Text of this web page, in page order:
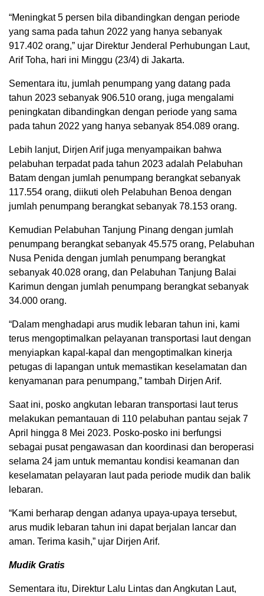
“Meningkat 5 persen bila dibandingkan dengan periode
yang sama pada tahun 2022 yang hanya sebanyak
917.402 orang,” ujar Direktur Jenderal Perhubungan Laut,
Arif Toha, hari ini Minggu (23/4) di Jakarta.
Sementara itu, jumlah penumpang yang datang pada
tahun 2023 sebanyak 906.510 orang, juga mengalami
peningkatan dibandingkan dengan periode yang sama
pada tahun 2022 yang hanya sebanyak 854.089 orang.
Lebih lanjut, Dirjen Arif juga menyampaikan bahwa
pelabuhan terpadat pada tahun 2023 adalah Pelabuhan
Batam dengan jumlah penumpang berangkat sebanyak
117.554 orang, diikuti oleh Pelabuhan Benoa dengan
jumlah penumpang berangkat sebanyak 78.153 orang.
Kemudian Pelabuhan Tanjung Pinang dengan jumlah
penumpang berangkat sebanyak 45.575 orang, Pelabuhan
Nusa Penida dengan jumlah penumpang berangkat
sebanyak 40.028 orang, dan Pelabuhan Tanjung Balai
Karimun dengan jumlah penumpang berangkat sebanyak
34.000 orang.
“Dalam menghadapi arus mudik lebaran tahun ini, kami
terus mengoptimalkan pelayanan transportasi laut dengan
menyiapkan kapal-kapal dan mengoptimalkan kinerja
petugas di lapangan untuk memastikan keselamatan dan
kenyamanan para penumpang,” tambah Dirjen Arif.
Saat ini, posko angkutan lebaran transportasi laut terus
melakukan pemantauan di 110 pelabuhan pantau sejak 7
April hingga 8 Mei 2023. Posko-posko ini berfungsi
sebagai pusat pengawasan dan koordinasi dan beroperasi
selama 24 jam untuk memantau kondisi keamanan dan
keselamatan pelayaran laut pada periode mudik dan balik
lebaran.
“Kami berharap dengan adanya upaya-upaya tersebut,
arus mudik lebaran tahun ini dapat berjalan lancar dan
aman. Terima kasih,” ujar Dirjen Arif.
Mudik Gratis
Sementara itu, Direktur Lalu Lintas dan Angkutan Laut,